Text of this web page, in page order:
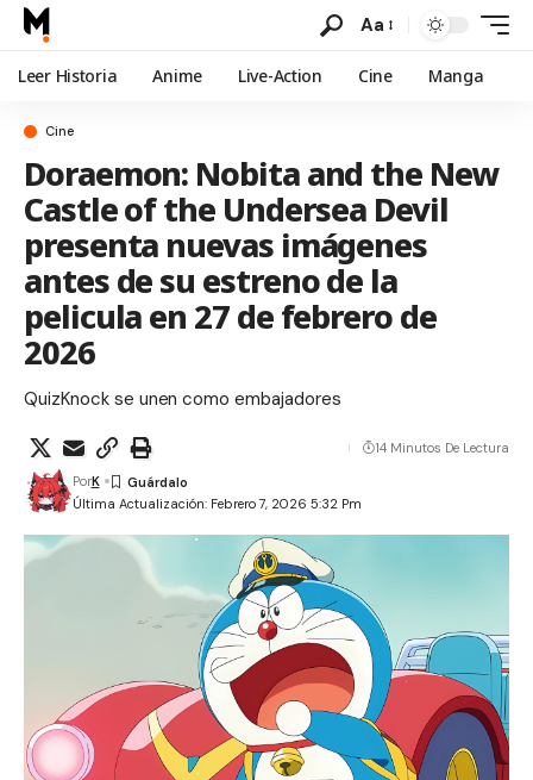
Aa
Leer Historia Anime Live-Action Cine Manga
Cine
Doraemon: Nobita and the New
Castle of the Undersea Devil
presenta nuevas imágenes
antes de su estreno de la
pelicula en 27 de febrero de
2026
QuizKnock se unen como embajadores
Última Actualización: Febrero 7, 2026 5:32 Pm
PorK
14 Minutos De Lectura